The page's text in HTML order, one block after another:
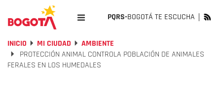
PQRS-BOGOTÁ TE ESCUCHA
INICIO MI CIUDAD
AMBIENTE
PROTECCIÓN ANIMAL CONTROLA POBLACIÓN DE ANIMALES
FERALES EN LOS HUMEDALES